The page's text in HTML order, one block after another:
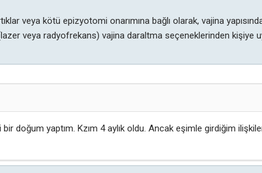
veya kötü epizyotomi onarımına bağlı olarak, vajina
veya radyofrekans) vajina daraltma seçeneklerinden kişiye
doğum yaptım. Kzım 4 aylık oldu. Ancak eşimle girdiğim